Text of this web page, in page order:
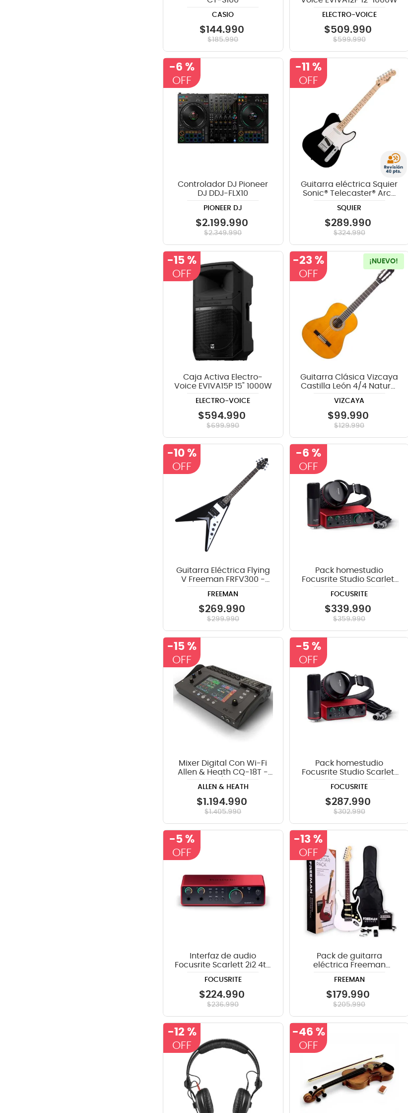
CASIO
$144.990
$185.990
ELECTRO-VOICE
$509.990
$599.990
-6 %
Controlador DJ Pioneer
DJ DDJ-FLX10
PIONEER DJ
$2.199.990
$2.349.990
-11 %
Guitarra eléctrica Squier
Sonic® Telecaster® Arce
SQUIER
$289.990
$324.990
-15 %
Caja Activa Electro-
Voice EVIVA15P 15" 1000W
ELECTRO-VOICE
$594.990
$699.990
-23 % ¡NUEVO!
Guitarra Clásica Vizcaya
Castilla León 4/4 Natural
VIZCAYA
$99.990
$129.990
-10 %
Guitarra Eléctrica Flying
V Freeman FRFV300 -
FREEMAN
$269.990
$299.990
-6 %
Pack homestudio
Focusrite Studio Scarlett
FOCUSRITE
$339.990
$359.990
-15 %
Mixer Digital Con Wi-Fi
Allen & Heath CQ-18T -
ALLEN & HEATH
$1 .194.990
$1.405.990
-5 %
Pack homestudio
Focusrite Studio Scarlett
FOCUSRITE
$287.990
$302.990
-5 %
Interfaz de audio
Focusrite Scarlett 2i2 4th
FOCUSRITE
$224.990
$236.990
-13 %
Pack de guitarra
eléctrica Freeman
FREEMAN
$179.990
$205.990
-12 % -46 %